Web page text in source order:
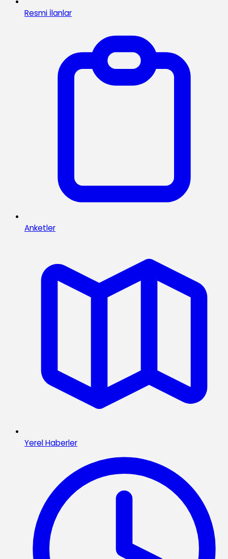
Resmi İlanlar
Anketler
Yerel Haberler